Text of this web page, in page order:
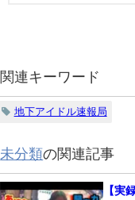
関連キーワード
地下アイドル速報局
未分類の関連記事
【実